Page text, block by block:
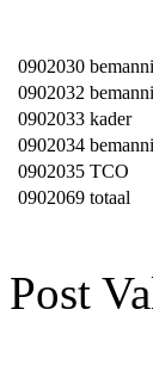
0902030
0902032
0902033 kader
0902034
0902035 TCO
0902069 totaal
Post